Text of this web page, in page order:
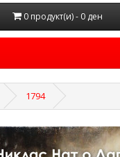
0 продукт(и) - 0 ден
1794